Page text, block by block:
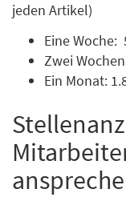
jeden Artikel)
Eine Woche:
Zwei
Ein Monat: